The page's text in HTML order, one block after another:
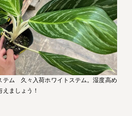
ム 久々入荷ホワイトステム。湿度高め
ましょう！